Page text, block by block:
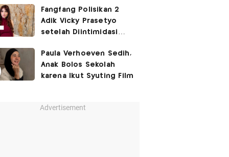
Fangfang Polisikan 2
Adik Vicky Prasetyo
setelah Diintimidasi
Paula Verhoeven Sedih,
Anak Bolos Sekolah
karena Ikut Syuting Film
Advertisement